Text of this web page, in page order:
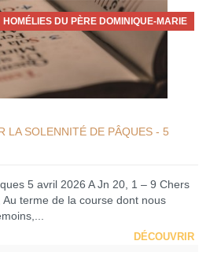
HOMÉLIES DU PÈRE DOMINIQUE-MARIE
LA SOLENNITÉ DE PÂQUES - 5
5 avril 2026 A Jn 20, 1 – 9 Chers
terme de la course dont nous
DÉCOUVRIR